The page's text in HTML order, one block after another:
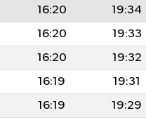
16:20 19:34
16:20 19:33
16:20 19:32
16:19 19:31
16:19 19:29